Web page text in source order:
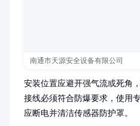
南通市天源安全设备有限公司
安装位置应避开强气流或死角
接线必须符合防爆要求，使用
应断电并清洁传感器防护罩。